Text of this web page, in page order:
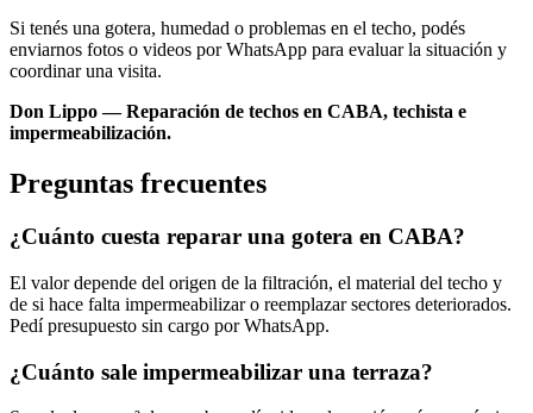
Si tenés una gotera, humedad o problemas en el techo, podés
enviarnos fotos o videos por WhatsApp para evaluar la situación y
coordinar una visita.
Don Lippo — Reparación de techos en CABA, techista e
impermeabilización.
Preguntas frecuentes
¿Cuánto cuesta reparar una gotera en CABA?
El valor depende del origen de la filtración, el material del techo y
de si hace falta impermeabilizar o reemplazar sectores deteriorados.
Pedí presupuesto sin cargo por WhatsApp.
¿Cuánto sale impermeabilizar una terraza?